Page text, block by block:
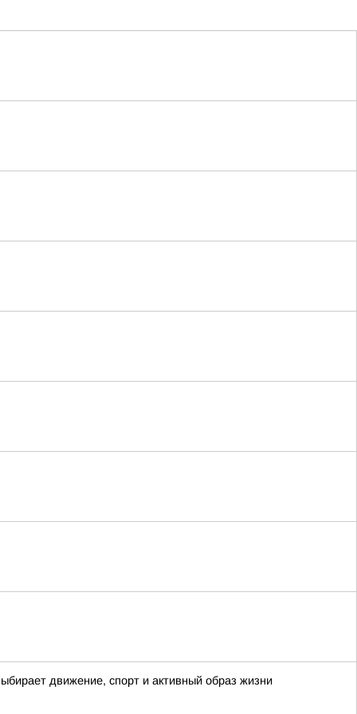
движение, спорт и активный образ жизни